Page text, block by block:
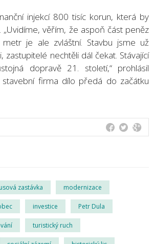
injekcí 800 tisíc korun, která by
„Uvidíme, věřím, že aspoň část peněz
metr je ale zvláštní. Stavbu jsme už
zastupitelé nechtěli dál čekat. Stávající
dopravě 21. století,“ prohlásil
firma dílo předá do začátku
zastávka modernizace
investice Petr Dula
turistický ruch